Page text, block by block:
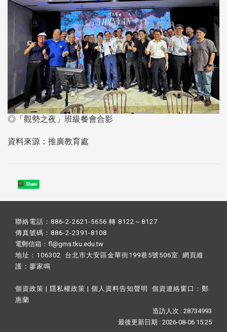
◎「觀勢之夜」班級餐會合影
資料來源：推廣教育處
Share
聯絡電話：886-2-2621-5656 轉 8122～8127
傳真號碼：886-2-2391-8108
電郵信箱：fl@gms.tku.edu.tw
地址：106302 台北市大安區金華街199巷5號506室 網頁維
護： 廖家鳴​
個資政策 | 隱私權政策 | 個人資料告知聲明 個資連絡窗口： 鄭
惠蘭
造訪人次 : 28734993
最後更新日期 :2026-08-06 15:25